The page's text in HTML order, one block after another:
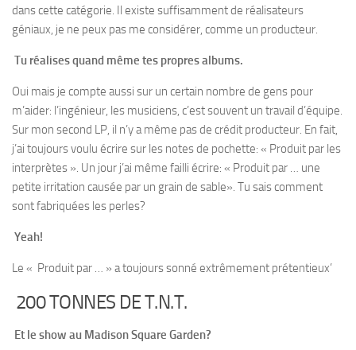
dans cette catégorie. Il existe suffisamment de réalisateurs
géniaux, je ne peux pas me considérer, comme un producteur.
Tu réalises quand même tes propres albums.
Oui mais je compte aussi sur un certain nombre de gens pour
m’aider: l’ingénieur, les musiciens, c’est souvent un travail d’équipe.
Sur mon second LP, il n’y a même pas de crédit producteur. En fait,
j’ai toujours voulu écrire sur les notes de pochette: « Produit par les
interprètes ». Un jour j’ai même failli écrire: « Produit par … une
petite irritation causée par un grain de sable». Tu sais comment
sont fabriquées les perles?
Yeah!
Le « Produit par … » a toujours sonné extrêmement prétentieux’
200 TONNES DE T.N.T.
Et le show au Madison Square Garden?